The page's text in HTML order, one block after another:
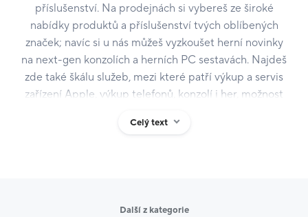
příslušenství. Na prodejnách si vybereš ze široké
nabídky produktů a příslušenství tvých oblíbených
značek; navíc si u nás můžeš vyzkoušet herní novinky
na next-gen konzolích a herních PC sestavách. Najdeš
zde také škálu služeb, mezi které patří výkup a servis
zařízení Apple, výkup telefonů, konzolí i her, možnost
pípnout.
Celý text
Další z kategorie